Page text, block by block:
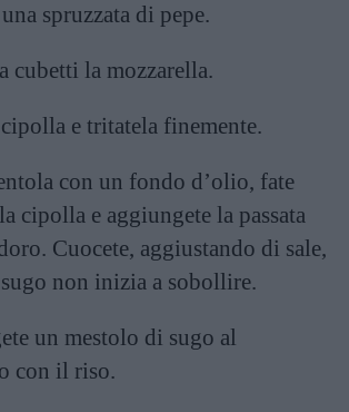
spruzzata di pepe.
cubetti la mozzarella.
e tritatela finemente.
con un fondo d’olio, fate
cipolla e aggiungete la passata
Cuocete, aggiustando di sale,
non inizia a sobollire.
un mestolo di sugo al
con il riso.